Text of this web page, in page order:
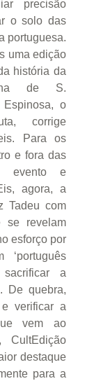
precisão
o solo das
portuguesa.
uma edição
história da
de S.
Espinosa, o
corrige
Para os
e fora das
evento e
agora, a
Tadeu com
se revelam
esforço por
sacrificar a
De quebra,
verificar a
vem ao
CultEdição
destaque
para a